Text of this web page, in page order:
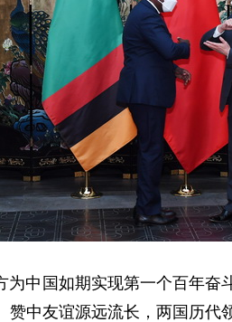
中国如期实现第一个百年
中友谊源远流长，两国历